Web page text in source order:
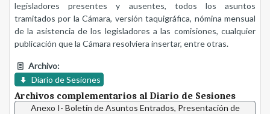
legisladores presentes y ausentes, todos los asuntos
tramitados por la Cámara, versión taquigráfica, nómina mensual
de la asistencia de los legisladores a las comisiones, cualquier
publicación que la Cámara resolviera insertar, entre otras.
Archivo:
Diario de Sesiones
Archivos complementarios al Diario de Sesiones
Anexo I- Boletín de Asuntos Entrados, Presentación de